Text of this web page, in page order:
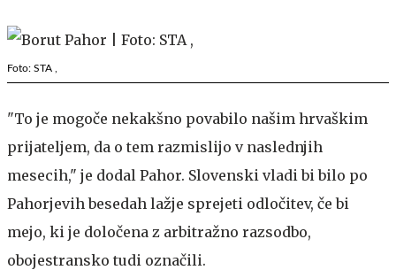
Foto: STA ,
"To je mogoče nekakšno povabilo našim hrvaškim
prijateljem, da o tem razmislijo v naslednjih
mesecih," je dodal Pahor. Slovenski vladi bi bilo po
Pahorjevih besedah lažje sprejeti odločitev, če bi
mejo, ki je določena z arbitražno razsodbo,
obojestransko tudi označili.